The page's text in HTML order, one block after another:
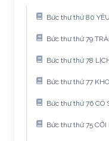
Bức thư thứ 80
Bức thư thứ 79
Bức thư thứ 78
Bức thư thứ 77
Bức thư thứ 76 CÓ
Bức thư thứ 75 CỞI